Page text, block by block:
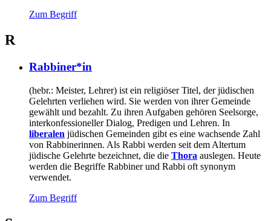
Zum Begriff
R
Rabbiner*in
(hebr.: Meister, Lehrer) ist ein religiöser Titel, der jüdischen
Gelehrten verliehen wird. Sie werden von ihrer Gemeinde
gewählt und bezahlt. Zu ihren Aufgaben gehören Seelsorge,
interkonfessioneller Dialog, Predigen und Lehren. In
liberalen jüdischen Gemeinden gibt es eine wachsende Zahl
von Rabbinerinnen. Als Rabbi werden seit dem Altertum
jüdische Gelehrte bezeichnet, die die Thora auslegen. Heute
werden die Begriffe Rabbiner und Rabbi oft synonym
verwendet.
Zum Begriff